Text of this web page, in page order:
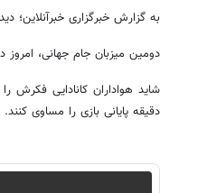
به گزارش خبرگزاری خبرآنلاین؛
دومین میزبان جام جهانی،
شاید هواداران کانادایی فکرش
دقیقه پایانی بازی را مساوی کنند.